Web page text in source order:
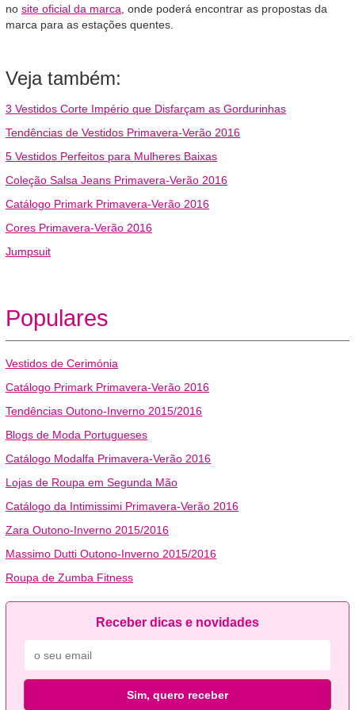
no site oficial da marca , onde poderá encontrar as propostas da
marca para as estações quentes.
Veja também:
3 Vestidos Corte Império que Disfarçam as Gordurinhas
Tendências de Vestidos Primavera-Verão 2016
5 Vestidos Perfeitos para Mulheres Baixas
Coleção Salsa Jeans Primavera-Verão 2016
Catálogo Primark Primavera-Verão 2016
Cores Primavera-Verão 2016
Jumpsuit
Populares
Vestidos de Cerimónia
Catálogo Primark Primavera-Verão 2016
Tendências Outono-Inverno 2015/2016
Blogs de Moda Portugueses
Catálogo Modalfa Primavera-Verão 2016
Lojas de Roupa em Segunda Mão
Catálogo da Intimissimi Primavera-Verão 2016
Zara Outono-Inverno 2015/2016
Massimo Dutti Outono-Inverno 2015/2016
Roupa de Zumba Fitness
Receber dicas e novidades
Sim, quero receber